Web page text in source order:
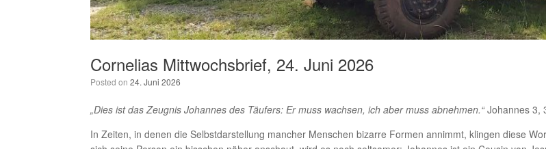
Cornelias Mittwochsbrief, 24. Juni 2026
Posted on 24. Juni 2026
„Dies ist das Zeugnis Johannes des Täufers: Er muss wachsen, ich aber muss abnehmen.“Johannes 3,
In Zeiten, in denen die Selbstdarstellung mancher Menschen bizarre Formen annimmt, klingen diese